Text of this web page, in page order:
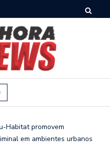
Habitat promovem
em ambientes urbanos